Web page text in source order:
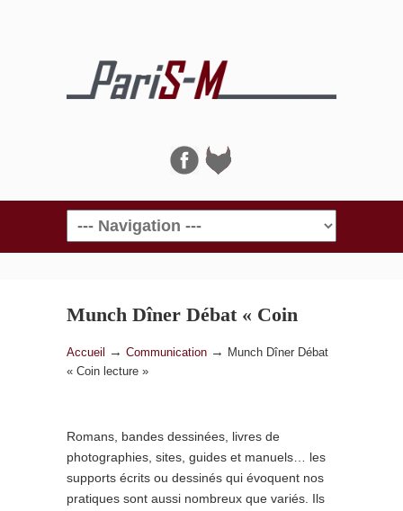
Navigation
Munch Dîner Débat « Coin
lecture »
Accueil → Communication →
Munch Dîner Débat
« Coin lecture »
Romans, bandes dessinées, livres de
photographies, sites, guides et manuels… les
supports écrits ou dessinés qui évoquent nos
pratiques sont aussi nombreux que variés. Ils